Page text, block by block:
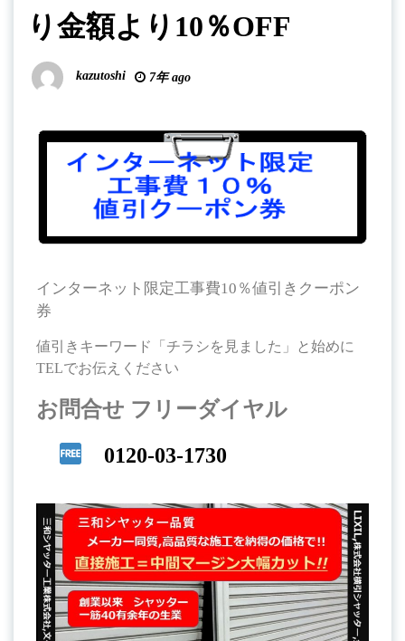
り金額より10％OFF
kazutoshi 7年 ago
インターネット限定工事費10％値引きクーポン
券
値引きキーワード「チラシを見ました」と始めに
TELでお伝えください
お問合せ フリーダイヤル
0120-03-1730